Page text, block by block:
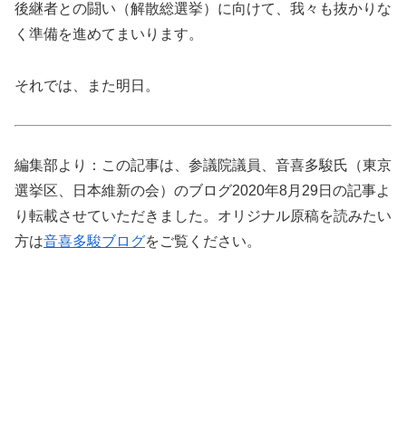
後継者との闘い（解散総選挙）に向けて、我々も抜かりな
く準備を進めてまいります。
それでは、また明日。
編集部より：この記事は、参議院議員、音喜多駿氏（東京
選挙区、日本維新の会）のブログ2020年8月29日の記事よ
り転載させていただきました。オリジナル原稿を読みたい
方は音喜多駿ブログをご覧ください。